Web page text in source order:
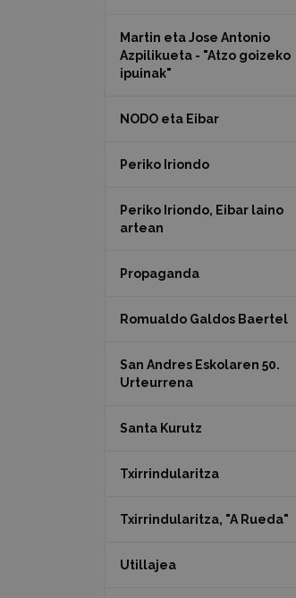
Martin eta Jose Antonio
Azpilikueta - "Atzo goizeko
ipuinak"
NODO eta Eibar
Periko Iriondo
Periko Iriondo, Eibar laino
artean
Propaganda
Romualdo Galdos Baertel
San Andres Eskolaren 50.
Urteurrena
Santa Kurutz
Txirrindularitza
Txirrindularitza, "A Rueda"
Utillajea